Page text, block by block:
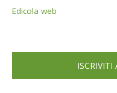
Edicola web
ISCRIVITI